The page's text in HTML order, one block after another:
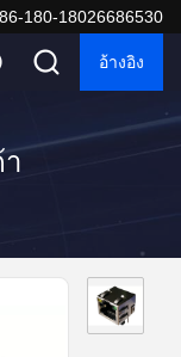
180-18026686530
อ้างอิง